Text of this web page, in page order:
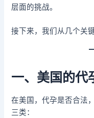
层面的挑战。
接下来，我们从几个关
一、美国的代
在美国，代孕是否合法
三类：